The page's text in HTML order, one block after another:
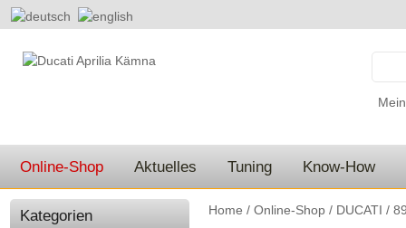
Online-Shop Aktuelles Tuning Know-How
Home / Online-Shop / DUCATI /
Kategorien